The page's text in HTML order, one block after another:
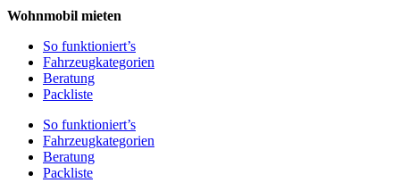
Wohnmobil mieten
So funktioniert’s
Fahrzeugkategorien
Beratung
Packliste
So funktioniert’s
Fahrzeugkategorien
Beratung
Packliste